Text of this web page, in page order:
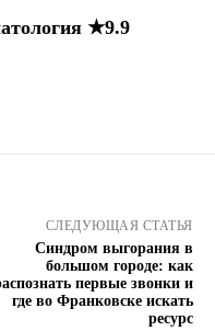
★9.9
СЛЕДУЮЩАЯ СТАТЬЯ
Синдром выгорания в
большом городе: как
первые звонки и
где во Франковске искать
ресурс